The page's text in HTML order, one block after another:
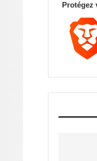
Protégez